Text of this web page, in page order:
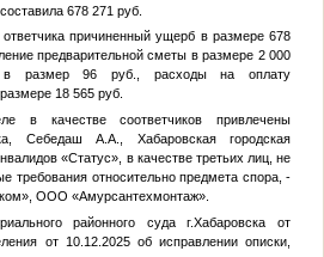
678 271 руб.
причиненный ущерб в размере 678
предварительной сметы в размере 2 000
в размер 96 руб., расходы на оплату
18 565 руб.
в качестве соответчиков привлечены
Себедаш А.А., Хабаровская городская
«Статус», в качестве третьих лиц, не
требования относительно предмета спора, -
ООО «Амурсантехмонтаж».
районного суда г.Хабаровска от
от 10.12.2025 об исправлении описки,